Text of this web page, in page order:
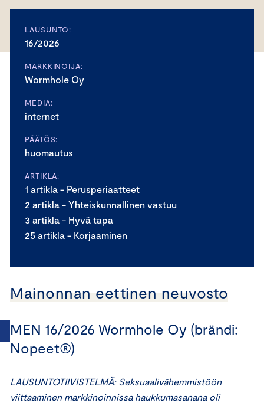
LAUSUNTO:
16/2026
MARKKINOIJA:
Wormhole Oy
MEDIA:
internet
PÄÄTÖS:
huomautus
ARTIKLA:
1 artikla - Perusperiaatteet
2 artikla - Yhteiskunnallinen vastuu
3 artikla - Hyvä tapa
25 artikla - Korjaaminen
Mainonnan eettinen neuvosto
MEN 16/2026 Wormhole Oy (brändi:
Nopeet®)
LAUSUNTOTIIVISTELMÄ: Seksuaalivähemmistöön
viittaaminen markkinoinnissa haukkumasanana oli